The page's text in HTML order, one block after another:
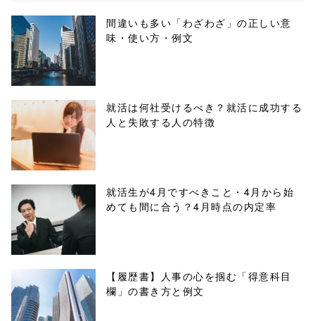
ml/wp-
content/themes
/tapbiz_theme/
parts/sns-
buttons.php on
line10
/1074747"
onclick="windo
w.open(this.hre
f, 'Gwindow',
'width=550,
間違いも多い「わざわざ」の正しい意
味・使い方・例文
就活は何社受けるべき？就活に成功する
人と失敗する人の特徴
就活生が4月ですべきこと・4月から始
めても間に合う？4月時点の内定率
【履歴書】人事の心を掴む「得意科目
欄」の書き方と例文